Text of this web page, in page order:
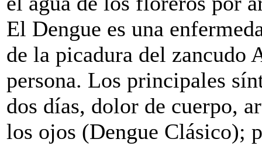
El Dengue es una
de la picadura del zancudo
persona. Los principales
dos días, dolor de cuerpo,
los ojos (Dengue Clásico);